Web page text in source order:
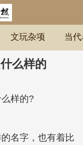
文玩杂项 当
么样的
样的?
名字，也有着比